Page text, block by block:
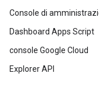
Console di
Dashboard Apps Script
console Google Cloud
Explorer API